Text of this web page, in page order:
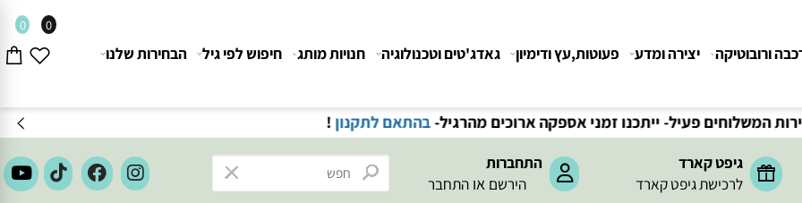
פעיל- ייתכנו זמני אספקה ארוכים מהרגיל-בהתאם לתקנון!
גיפט קארד
לרכישת גיפט קארד
התחברות
הירשם או התחבר
0 0
יצירה ומדע פעוטות,עץ ודימיון גאדג'טים וטכנולוגיה חנויות מותג חיפוש לפי גיל הבחירות שלנו